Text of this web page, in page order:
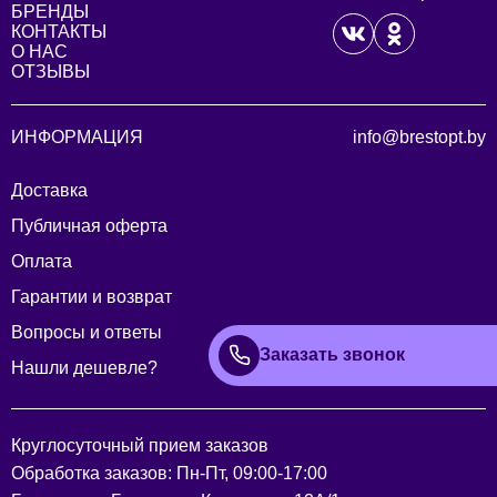
БРЕНДЫ
КОНТАКТЫ
О НАС
ОТЗЫВЫ
ИНФОРМАЦИЯ
Доставка
Публичная оферта
Оплата
Гарантии и возврат
Вопросы и ответы
Нашли дешевле?
info@brestopt.by
Заказать звонок
Круглосуточный прием заказов
Обработка заказов: Пн-Пт, 09:00-17:00